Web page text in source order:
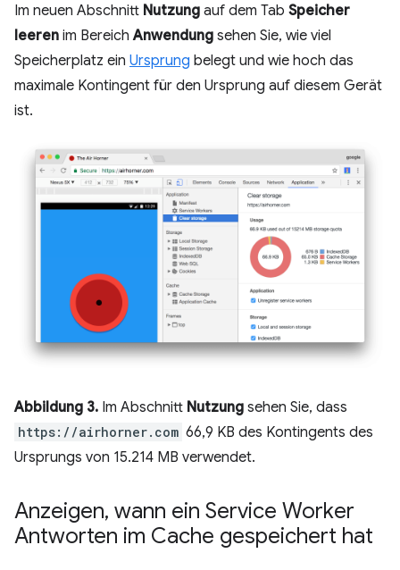
Im neuen Abschnitt Nutzung auf dem Tab Speicher
leeren im BereichAnwendung sehen Sie, wie viel
Speicherplatz ein Ursprung belegt und wie hoch das
maximale Kontingent für den Ursprung auf diesem Gerät
ist.
Abbildung 3. Im Abschnitt Nutzung sehen Sie, dass
https://airhorner.com 66,9 KB des Kontingents des
Ursprungs von 15.214 MB verwendet.
Anzeigen, wann ein Service Worker
Antworten im Cache gespeichert hat